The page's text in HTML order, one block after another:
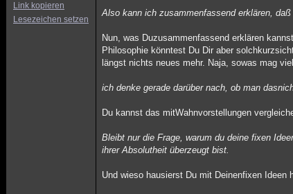
Link kopieren
Lesezeichen setzen
Also kann ich zusammenfassend erklären,
Nun, was Duzusammenfassend erklären
Philosophie könntest Du Dir aber
längst nichts neues mehr. Naja, sowas mag
ich denke gerade darüber nach, ob man
Du kannst das mitWahnvorstellungen
Bleibt nur die Frage, warum du deine fixen
ihrer Absolutheit überzeugt bist.
Und wieso hausierst Du mit Deinenfixen